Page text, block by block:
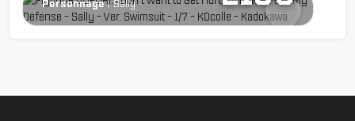
Personnage : Sally